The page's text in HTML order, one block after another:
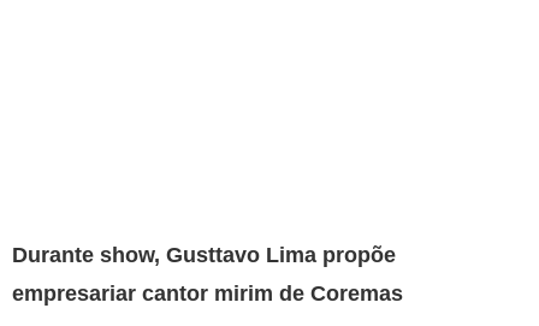
Durante show, Gusttavo Lima propõe
empresariar cantor mirim de Coremas